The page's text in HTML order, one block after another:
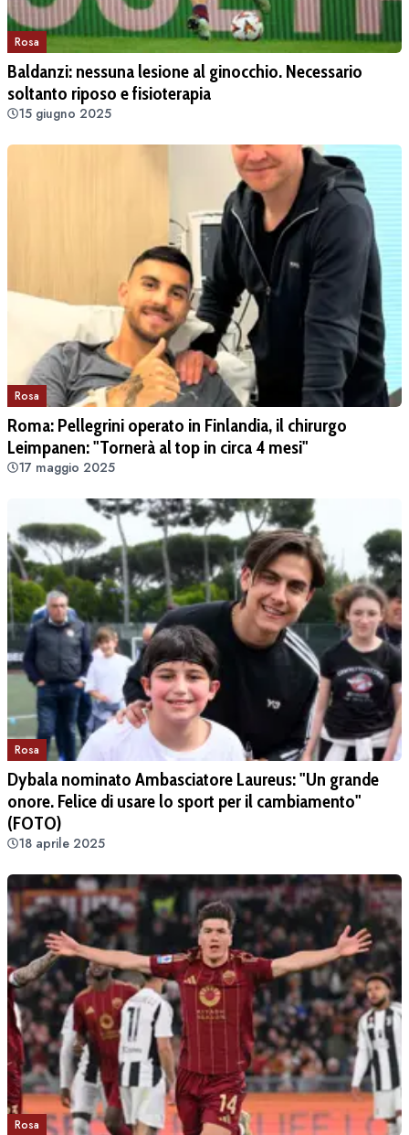
Rosa
Baldanzi: nessuna lesione al ginocchio. Necessario
soltanto riposo e fisioterapia
15 giugno 2025
Rosa
Roma: Pellegrini operato in Finlandia, il chirurgo
Leimpanen: "Tornerà al top in circa 4 mesi"
17 maggio 2025
Rosa
Dybala nominato Ambasciatore Laureus: "Un grande
onore. Felice di usare lo sport per il cambiamento"
(FOTO)
18 aprile 2025
Rosa